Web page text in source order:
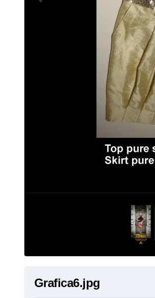
Grafica6.jpg